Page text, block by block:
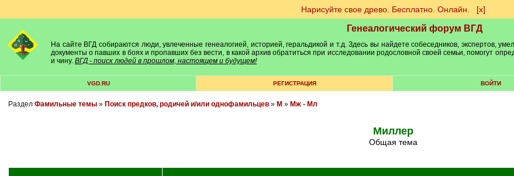
Нарисуйте свое древо. Бесплатно. Онлайн. [х]
Генеалогический форум ВГД
На сайте ВГД собираются люди, увлеченные генеалогией, историей, геральдикой и т.д. Здесь вы найдете собеседников, экспертов,
документы о павших в боях и пропавших без вести, в какой архив обратиться при исследовании родословной своей семьи, помогут
и чину. ВГД - поиск людей в прошлом, настоящем и будущем!
VGD.RU РЕГИСТРАЦИЯ ВОЙТИ
Раздел Фамильные темы» Поиск предков, родичей и/или однофамильцев» М » Мж - Мл
Миллер
Общая тема